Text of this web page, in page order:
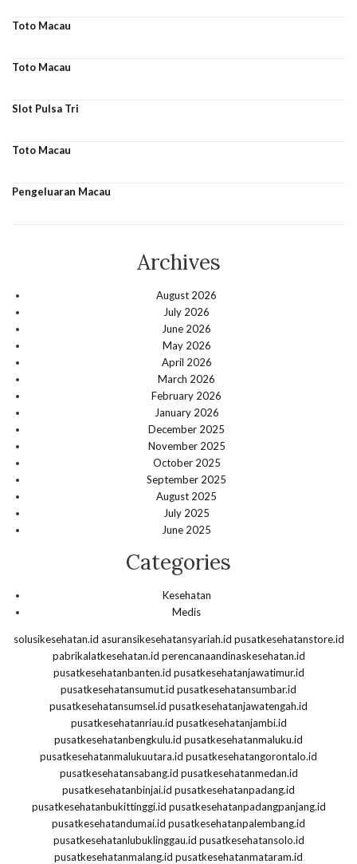
Toto Macau
Toto Macau
Slot Pulsa Tri
Toto Macau
Pengeluaran Macau
Archives
August 2026
July 2026
June 2026
May 2026
April 2026
March 2026
February 2026
January 2026
December 2025
November 2025
October 2025
September 2025
August 2025
July 2025
June 2025
Categories
Kesehatan
Medis
solusikesehatan.id asuransikesehatansyariah.id pusatkesehatanstore.id
pabrikalatkesehatan.id perencanaandinaskesehatan.id
pusatkesehatanbanten.id pusatkesehatanjawatimur.id
pusatkesehatansumut.id pusatkesehatansumbar.id
pusatkesehatansumsel.id pusatkesehatanjawatengah.id
pusatkesehatanriau.id pusatkesehatanjambi.id
pusatkesehatanbengkulu.id pusatkesehatanmaluku.id
pusatkesehatanmalukuutara.id pusatkesehatangorontalo.id
pusatkesehatansabang.id pusatkesehatanmedan.id
pusatkesehatanbinjai.id pusatkesehatanpadang.id
pusatkesehatanbukittinggi.id pusatkesehatanpadangpanjang.id
pusatkesehatandumai.id pusatkesehatanpalembang.id
pusatkesehatanlubuklinggau.id pusatkesehatansolo.id
pusatkesehatanmalang.id pusatkesehatanmataram.id